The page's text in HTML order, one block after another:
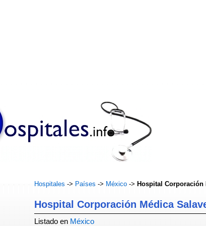
Hospitales -> Países -> México -> Hospital Corporación
Hospital Corporación Médica
Listado en México